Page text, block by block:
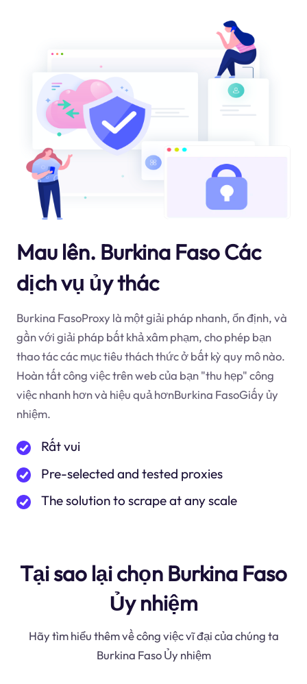
Mau lên. Burkina Faso Các
dịch vụ ủy thác
Burkina FasoProxy là một giải pháp nhanh, ổn định, và
gần với giải pháp bất khả xâm phạm, cho phép bạn
thao tác các mục tiêu thách thức ở bất kỳ quy mô nào.
Hoàn tất công việc trên web của bạn "thu hẹp" công
việc nhanh hơn và hiệu quả hơnBurkina FasoGiấy ủy
nhiệm.
Rất vui
Pre-selected and tested proxies
The solution to scrape at any scale
Tại sao lại chọn Burkina Faso
Ủy nhiệm
Hãy tìm hiểu thêm về công việc vĩ đại của chúng ta
Burkina Faso Ủy nhiệm